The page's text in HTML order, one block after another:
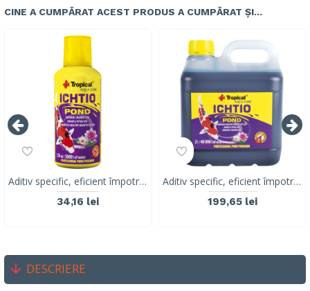
CINE A CUMPĂRAT ACEST PRODUS A CUMPĂRAT ȘI...
Aditiv specific, eficient împotriva parazitilol TROPICAL Fish ICHTIO POND 250ml
34,16 lei
Aditiv specific, eficient împotriva paraziților TROPICAL Fish ICHTIO POND 2L
199,65 lei
DESCRIERE